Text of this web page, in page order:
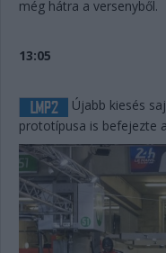
még hátra a versenyből.
13:05
Újabb kiesés
prototípusa is befejezte